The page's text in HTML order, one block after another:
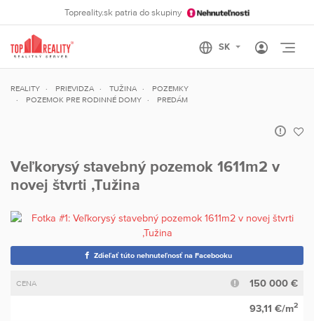
Topreality.sk patria do skupiny
REALITY PRIEVIDZA TUŽINA
POZEMKY
POZEMOK PRE RODINNÉ DOMY
PREDÁM
Veľkorysý stavebný pozemok 1611m2 v
novej štvrti ,Tužina
Zdieľať túto nehnuteľnosť na Facebooku
CENA 150 000 €
93,11 €/m2